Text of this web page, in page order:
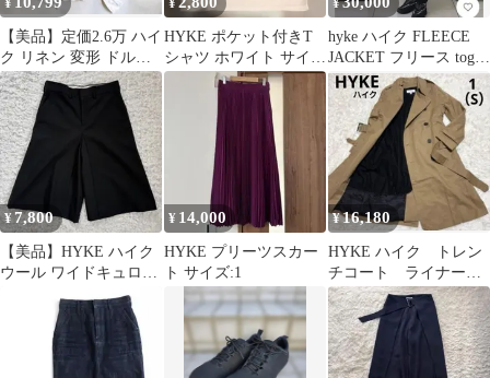
¥
【美品】定価2.6万 ハイ
ク リネン 変形 ドルマ
ン プルオーバー バック
リボン
¥
HYKE ポケット付きT
シャツ ホワイト サイズ
1
¥
hyke ハイク FLEECE
JACKET フリース toga
ナイロン
¥ 7,800
【美品】HYKE ハイク
ウール ワイドキュロッ
トパンツ ハーフパンツ
¥ 14,000
HYKE プリーツスカー
ト サイズ:1
¥16,180
HYKE ハイク トレン
チコート ライナー付
き ベルト付き ウー
ル ベージュ S